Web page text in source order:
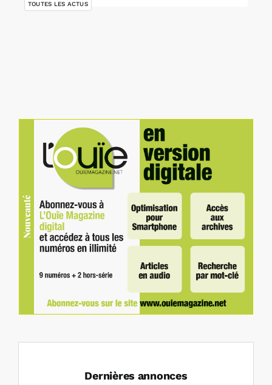
TOUTES LES ACTUS
Dernières annonces